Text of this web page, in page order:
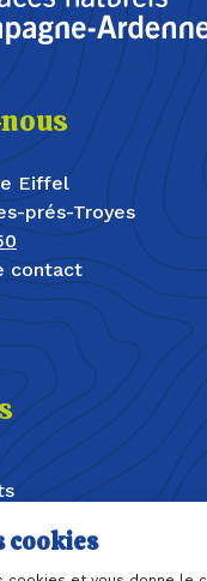
Eiffel
prés-Troyes
contact
stages